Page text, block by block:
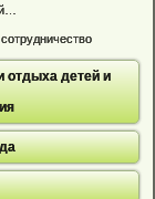
отдыха детей и